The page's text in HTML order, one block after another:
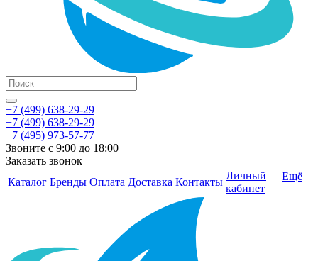
+7 (499) 638-29-29
+7 (499) 638-29-29
+7 (495) 973-57-77
Звоните с 9:00 до 18:00
Заказать звонок
Каталог Бренды Оплата Доставка Контакты
Личный
кабинет
Ещё